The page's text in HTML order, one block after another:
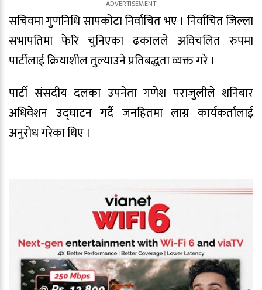
सचिवमा गुणनिधि सापकोटा निर्वाचित भए । निर्वाचित जिल्ला
सभापतिमा फेरि चुनिएका ढकालले अविचलित रुपमा
पार्टीलाई क्रियाशील तुल्याउने प्रतिबद्धता व्यक्त गरे ।
पार्टी संसदीय दलका उपनेता गणेश पराजुलीले शनिबार
अधिवेशन उद्घाटन गर्दै जनहितमा लाग्न कार्यकर्तालाई
अनुरोध गरेका थिए ।